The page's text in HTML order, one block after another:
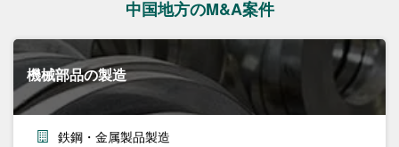
中国地方のM&A案件
機械部品の製造
鉄鋼・金属製品製造